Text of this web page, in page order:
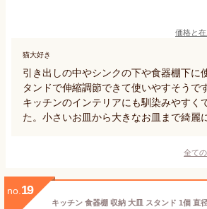
価格と
猫大好き
引き出しの中やシンクの下や食器棚下に
タンドで伸縮調節できて使いやすそうで
キッチンのインテリアにも馴染みやすく
た。小さいお皿から大きなお皿まで綺麗
全て
no. 19